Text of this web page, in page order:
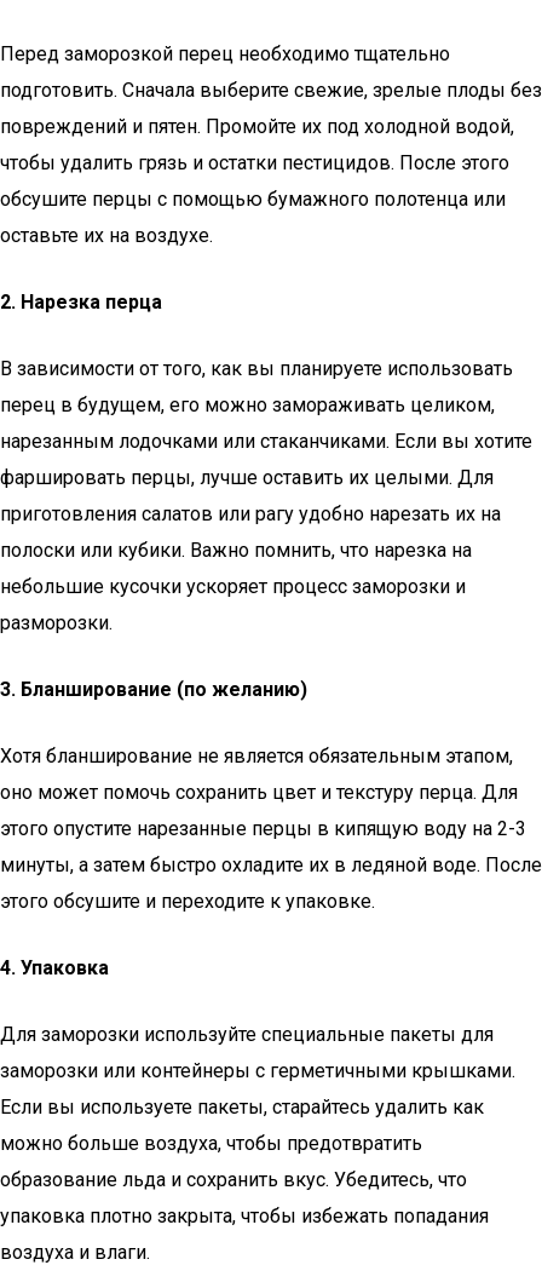
Перед заморозкой перец необходимо тщательно
подготовить. Сначала выберите свежие, зрелые плоды без
повреждений и пятен. Промойте их под холодной водой,
чтобы удалить грязь и остатки пестицидов. После этого
обсушите перцы с помощью бумажного полотенца или
оставьте их на воздухе.
2. Нарезка перца
В зависимости от того, как вы планируете использовать
перец в будущем, его можно замораживать целиком,
нарезанным лодочками или стаканчиками. Если вы хотите
фаршировать перцы, лучше оставить их целыми. Для
приготовления салатов или рагу удобно нарезать их на
полоски или кубики. Важно помнить, что нарезка на
небольшие кусочки ускоряет процесс заморозки и
разморозки.
3. Бланширование (по желанию)
Хотя бланширование не является обязательным этапом,
оно может помочь сохранить цвет и текстуру перца. Для
этого опустите нарезанные перцы в кипящую воду на 2-3
минуты, а затем быстро охладите их в ледяной воде. После
этого обсушите и переходите к упаковке.
4. Упаковка
Для заморозки используйте специальные пакеты для
заморозки или контейнеры с герметичными крышками.
Если вы используете пакеты, старайтесь удалить как
можно больше воздуха, чтобы предотвратить
образование льда и сохранить вкус. Убедитесь, что
упаковка плотно закрыта, чтобы избежать попадания
воздуха и влаги.